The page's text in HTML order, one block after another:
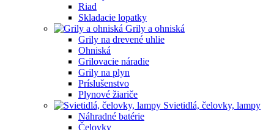
Riad
Skladacie lopatky
Grily a ohniská
Grily na drevené uhlie
Ohniská
Grilovacie náradie
Grily na plyn
Príslušenstvo
Plynové žiariče
Svietidlá, čelovky, lampy
Náhradné batérie
Čelovky